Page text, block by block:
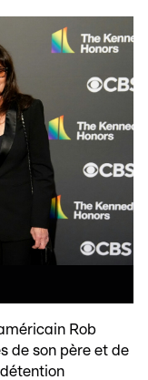
Rob
de son père et de